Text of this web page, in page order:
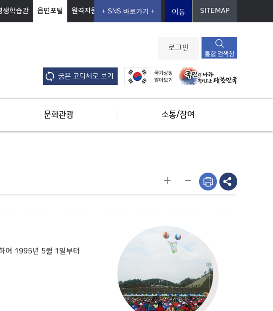
생학습관 읍면포털 원격지원 이동 SITEMAP
로그인
통합 검색창
굵은 고딕체로 보기
문화관광 소통/참여
+ -
여 1995년 5월 1일부터